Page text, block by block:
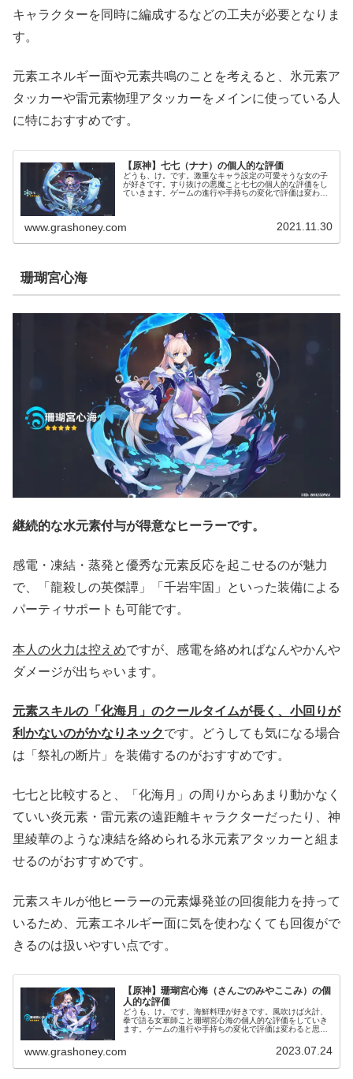
キャラクターを同時に編成するなどの工夫が必要となりま
す。
元素エネルギー面や元素共鳴のことを考えると、氷元素ア
タッカーや雷元素物理アタッカーをメインに使っている人
に特におすすめです。
【原神】七七（ナナ）の個人的な評価
どうも、け。です。激重なキャラ設定の可愛そうな女の子
が好きです。すり抜けの悪魔こと七七の個人的な評価をし
ていきます。ゲームの進行や手持ちの変化で評価は変わっ
www.grashoney.com 2021.11.30
珊瑚宮心海
継続的な水元素付与が得意なヒーラーです。
感電・凍結・蒸発と優秀な元素反応を起こせるのが魅力
で、「龍殺しの英傑譚」「千岩牢固」といった装備による
パーティサポートも可能です。
本人の火力は控えめですが、感電を絡めればなんやかんや
ダメージが出ちゃいます。
元素スキルの「化海月」のクールタイムが長く、小回りが
利かないのがかなりネックです。どうしても気になる場合
は「祭礼の断片」を装備するのがおすすめです。
七七と比較すると、「化海月」の周りからあまり動かなく
ていい炎元素・雷元素の遠距離キャラクターだったり、神
里綾華のような凍結を絡められる氷元素アタッカーと組ま
せるのがおすすめです。
元素スキルが他ヒーラーの元素爆発並の回復能力を持って
いるため、元素エネルギー面に気を使わなくても回復がで
きるのは扱いやすい点です。
【原神】珊瑚宮心海（さんごのみやここみ）の個
人的な評価
どうも、け。です。海鮮料理が好きです。風吹けば火計、
拳で語る女軍師こと珊瑚宮心海の個人的な評価をしていき
ます。ゲームの進行や手持ちの変化で評価は変わると思う
www.grashoney.com 2023.07.24